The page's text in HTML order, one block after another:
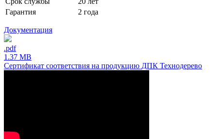
Гарантия
2 года
Документация
.pdf
1.37 MB
Сертификат соответствия на продукцию ДПК Технодерево